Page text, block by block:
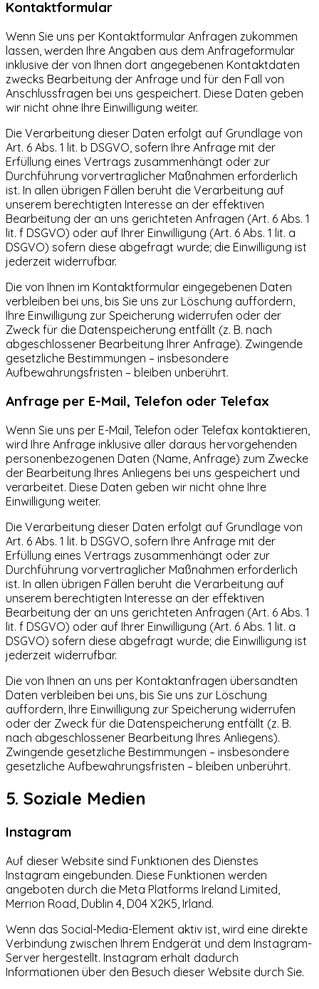
Kontaktformular
Wenn Sie uns per Kontaktformular Anfragen zukommen
lassen, werden Ihre Angaben aus dem Anfrageformular
inklusive der von Ihnen dort angegebenen Kontaktdaten
zwecks Bearbeitung der Anfrage und für den Fall von
Anschlussfragen bei uns gespeichert. Diese Daten geben
wir nicht ohne Ihre Einwilligung weiter.
Die Verarbeitung dieser Daten erfolgt auf Grundlage von
Art. 6 Abs. 1 lit. b DSGVO, sofern Ihre Anfrage mit der
Erfüllung eines Vertrags zusammenhängt oder zur
Durchführung vorvertraglicher Maßnahmen erforderlich
ist. In allen übrigen Fällen beruht die Verarbeitung auf
unserem berechtigten Interesse an der effektiven
Bearbeitung der an uns gerichteten Anfragen (Art. 6 Abs. 1
lit. f DSGVO) oder auf Ihrer Einwilligung (Art. 6 Abs. 1 lit. a
DSGVO) sofern diese abgefragt wurde; die Einwilligung ist
jederzeit widerrufbar.
Die von Ihnen im Kontaktformular eingegebenen Daten
verbleiben bei uns, bis Sie uns zur Löschung auffordern,
Ihre Einwilligung zur Speicherung widerrufen oder der
Zweck für die Datenspeicherung entfällt (z. B. nach
abgeschlossener Bearbeitung Ihrer Anfrage). Zwingende
gesetzliche Bestimmungen – insbesondere
Aufbewahrungsfristen – bleiben unberührt.
Anfrage per E-Mail, Telefon oder Telefax
Wenn Sie uns per E-Mail, Telefon oder Telefax kontaktieren,
wird Ihre Anfrage inklusive aller daraus hervorgehenden
personenbezogenen Daten (Name, Anfrage) zum Zwecke
der Bearbeitung Ihres Anliegens bei uns gespeichert und
verarbeitet. Diese Daten geben wir nicht ohne Ihre
Einwilligung weiter.
Die Verarbeitung dieser Daten erfolgt auf Grundlage von
Art. 6 Abs. 1 lit. b DSGVO, sofern Ihre Anfrage mit der
Erfüllung eines Vertrags zusammenhängt oder zur
Durchführung vorvertraglicher Maßnahmen erforderlich
ist. In allen übrigen Fällen beruht die Verarbeitung auf
unserem berechtigten Interesse an der effektiven
Bearbeitung der an uns gerichteten Anfragen (Art. 6 Abs. 1
lit. f DSGVO) oder auf Ihrer Einwilligung (Art. 6 Abs. 1 lit. a
DSGVO) sofern diese abgefragt wurde; die Einwilligung ist
jederzeit widerrufbar.
Die von Ihnen an uns per Kontaktanfragen übersandten
Daten verbleiben bei uns, bis Sie uns zur Löschung
auffordern, Ihre Einwilligung zur Speicherung widerrufen
oder der Zweck für die Datenspeicherung entfällt (z. B.
nach abgeschlossener Bearbeitung Ihres Anliegens).
Zwingende gesetzliche Bestimmungen – insbesondere
gesetzliche Aufbewahrungsfristen – bleiben unberührt.
5. Soziale Medien
Instagram
Auf dieser Website sind Funktionen des Dienstes
Instagram eingebunden. Diese Funktionen werden
angeboten durch die Meta Platforms Ireland Limited,
Merrion Road, Dublin 4, D04 X2K5, Irland.
Wenn das Social-Media-Element aktiv ist, wird eine direkte
Verbindung zwischen Ihrem Endgerät und dem Instagram-
Server hergestellt. Instagram erhält dadurch
Informationen über den Besuch dieser Website durch Sie.